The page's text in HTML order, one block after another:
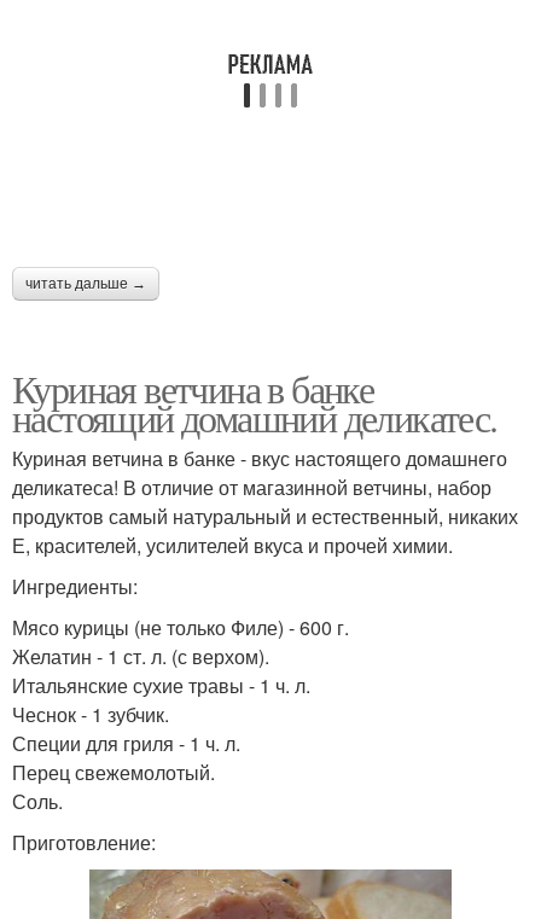
читать дальше →
Куриная ветчина в банке
настоящий домашний деликатес.
Куриная ветчина в банке - вкус настоящего домашнего
деликатеса! В отличие от магазинной ветчины, набор
продуктов самый натуральный и естественный, никаких
Е, красителей, усилителей вкуса и прочей химии.
Ингредиенты:
Мясо курицы (не только Филе) - 600 г.
Желатин - 1 ст. л. (с верхом).
Итальянские сухие травы - 1 ч. л.
Чеснок - 1 зубчик.
Специи для гриля - 1 ч. л.
Перец свежемолотый.
Соль.
Приготовление: